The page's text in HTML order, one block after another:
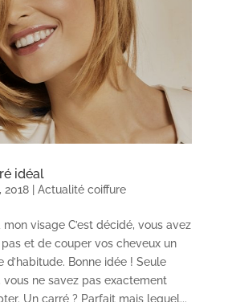
idéal
2018| Actualité coiffure
visage C’est décidé, vous avez
et de couper vos cheveux un
Bonne idée ! Seule
ne savez pas exactement
Un carré ? Parfait mais lequel...